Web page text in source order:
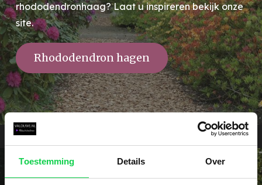
Toestemming Details Over
rhododendronhaag? Laat u inspireren bekijk onze
site.
Rhododendron hagen